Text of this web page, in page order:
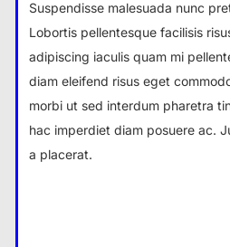
Suspendisse malesuada nunc
Lobortis pellentesque facilisis
adipiscing iaculis quam mi
diam eleifend risus eget
morbi ut sed interdum pharetra
hac imperdiet diam posuere ac.
a placerat.